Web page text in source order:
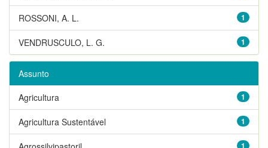
1
ROSSONI, A. L.
1
VENDRUSCULO, L. G.
Assunto
1
Agricultura
1
Agricultura Sustentável
1